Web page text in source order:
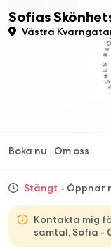
Sofias
Västra
Boka nu Om oss
Stängt - Öppnar
Kontakta mig
samtal, Sofia -